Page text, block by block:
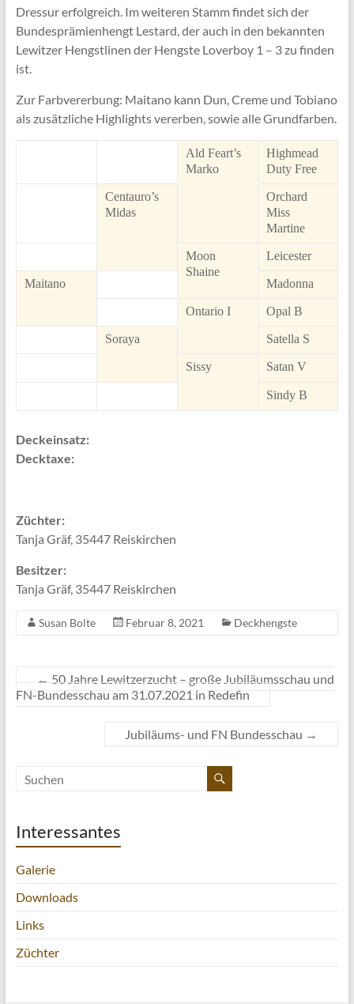
Dressur erfolgreich. Im weiteren Stamm findet sich der
Bundesprämienhengt Lestard, der auch in den bekannten
Lewitzer Hengstlinen der Hengste Loverboy 1 – 3 zu finden
ist.
Zur Farbvererbung: Maitano kann Dun, Creme und Tobiano
als zusätzliche Highlights vererben, sowie alle Grundfarben.
Ald Feart’s
Marko
Highmead
Duty Free
Centauro’s
Midas
Orchard
Miss
Martine
Moon
Shaine
Leicester
Maitano Madonna
Ontario I Opal B
Soraya Satella S
Sissy Satan V
Sindy B
Deckeinsatz:
Decktaxe:
Züchter:
Tanja Gräf, 35447 Reiskirchen
Besitzer:
Tanja Gräf, 35447 Reiskirchen
Susan Bolte Februar 8, 2021 Deckhengste
← 50 Jahre Lewitzerzucht – große Jubiläumsschau und
FN-Bundesschau am 31.07.2021 in Redefin
Jubiläums- und FN Bundesschau →
Interessantes
Galerie
Downloads
Links
Züchter